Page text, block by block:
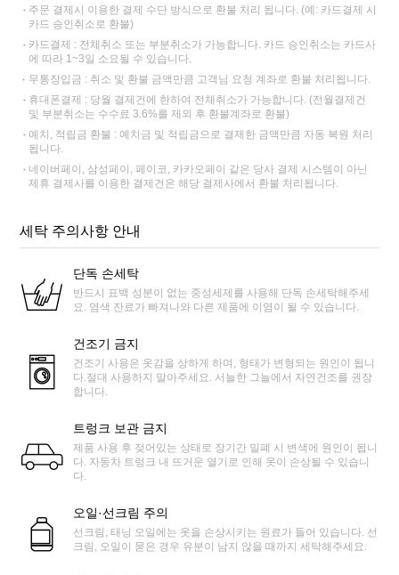
주문 결제시 이용한 결제 수단 방식으로 환불 처리 됩니다. (예: 카드결제 시
카드 승인취소로 환불)
카드결제 : 전체취소 또는 부분취소가 가능합니다. 카드 승인취소는 카드사
에 따라 1~3일 소요될 수 있습니다.
무통장입금 : 취소 및 환불 금액만큼 고객님 요청 계좌로 환불 처리됩니다.
휴대폰결제 : 당월 결제건에 한하여 전체취소가 가능합니다. (전월결제건
및 부분취소는 수수료 3.6%를 제외 후 환불계좌로 환불)
예치, 적립금 환불 : 예치금 및 적립금으로 결제한 금액만큼 자동 복원 처리
됩니다.
네이버페이, 삼성페이, 페이코, 카카오페이 같은 당사 결제 시스템이 아닌
제휴 결제사를 이용한 결제건은 해당 결제사에서 환불 처리됩니다.
세탁 주의사항 안내
단독 손세탁
반드시 표백 성분이 없는 중성세제를 사용해 단독 손세탁해주세
요. 염색 잔료가 빠져나와 다른 제품에 이염이 될 수 있습니다.
건조기 금지
건조기 사용은 옷감을 상하게 하며, 형태가 변형되는 원인이 됩니
다.절대 사용하지 말아주세요. 서늘한 그늘에서 자연건조를 권장
합니다.
트렁크 보관 금지
제품 사용 후 젖어있는 상태로 장기간 밀폐 시 변색에 원인이 됩니
다. 자동차 트렁크 내 뜨거운 열기로 인해 옷이 손상될 수 있습니
다.
오일·선크림 주의
선크림, 태닝 오일에는 옷을 손상시키는 원료가 들어 있습니다. 선
크림, 오일이 묻은 경우 유분이 남지 않을 때까지 세탁해주세요.